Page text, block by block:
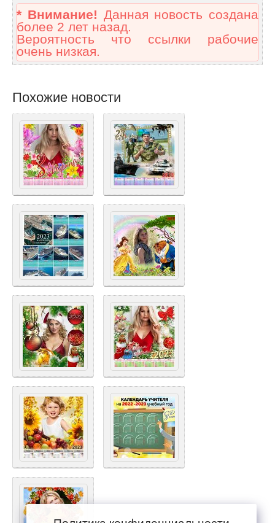
* Внимание! Данная новость создана
более 2 лет назад.
Вероятность что ссылки рабочие
очень низкая.
Похожие новости